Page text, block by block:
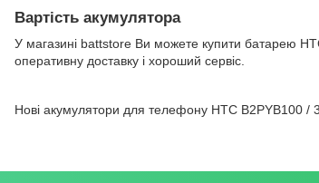
Вартість акумулятора
У магазині battstore Ви можете купити батарею
оперативну доставку і хороший сервіс.
Нові акумулятори для телефону HTC B2PYB100